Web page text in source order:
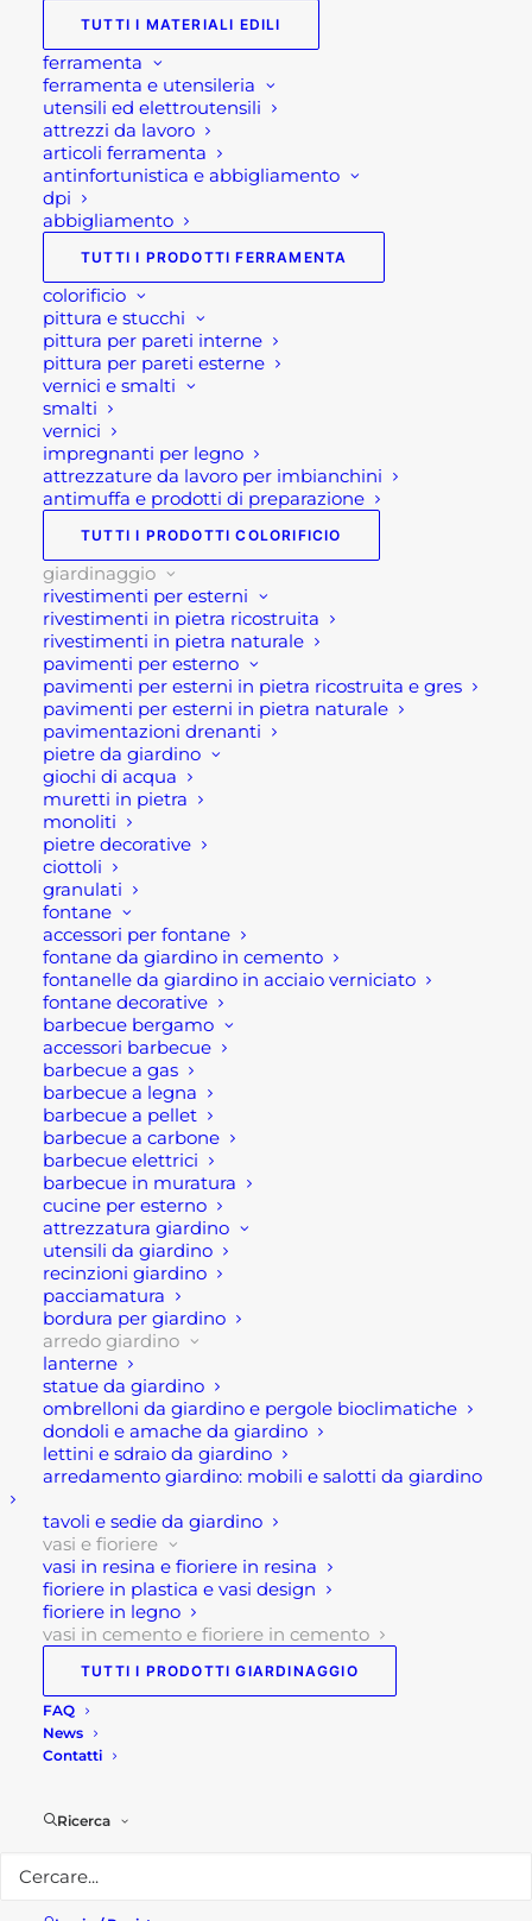
TUTTI I MATERIALI EDILI
ferramenta
ferramenta e utensileria
utensili ed elettroutensili
attrezzi da lavoro
articoli ferramenta
antinfortunistica e abbigliamento
dpi
abbigliamento
TUTTI I PRODOTTI FERRAMENTA
colorificio
pittura e stucchi
pittura per pareti interne
pittura per pareti esterne
vernici e smalti
smalti
vernici
impregnanti per legno
attrezzature da lavoro per imbianchini
antimuffa e prodotti di preparazione
TUTTI I PRODOTTI COLORIFICIO
giardinaggio
rivestimenti per esterni
rivestimenti in pietra ricostruita
rivestimenti in pietra naturale
pavimenti per esterno
pavimenti per esterni in pietra ricostruita e gres
pavimenti per esterni in pietra naturale
pavimentazioni drenanti
pietre da giardino
giochi di acqua
muretti in pietra
monoliti
pietre decorative
ciottoli
granulati
fontane
accessori per fontane
fontane da giardino in cemento
fontanelle da giardino in acciaio verniciato
fontane decorative
barbecue bergamo
accessori barbecue
barbecue a gas
barbecue a legna
barbecue a pellet
barbecue a carbone
barbecue elettrici
barbecue in muratura
cucine per esterno
attrezzatura giardino
utensili da giardino
recinzioni giardino
pacciamatura
bordura per giardino
arredo giardino
lanterne
statue da giardino
ombrelloni da giardino e pergole bioclimatiche
dondoli e amache da giardino
lettini e sdraio da giardino
arredamento giardino: mobili e salotti da giardino
tavoli e sedie da giardino
vasi e fioriere
vasi in resina e fioriere in resina
fioriere in plastica e vasi design
fioriere in legno
vasi in cemento e fioriere in cemento
TUTTI I PRODOTTI GIARDINAGGIO
FAQ
News
Contatti
Ricerca
Oppure scrivi una mail a
shop@rotacommerciale.it
Disponibile su ordinazione
VASO
ORNAMENTALE
BASODINO
quantità
SKU
GV02BASO
Categorie
ARREDO GIARDINO
GIARDINAGGIO
FIORIERE
Brand
KAM
Descrizione
Vaso ornamentale da esterno
Basodino
Vaso ornamentale da esterno modello Basodino,
in cemento. Si tratta dunque, di un vaso a forma di
calice, decorato con un fregio classico ed elegante.
Infatti, questo vaso decorativo, ben si presta ad
arredare antiche ville d’epoca, giardini classici,
conferendo allo spazio e all’ambiente una classica
ed intramontabile eleganza.
Pertanto, si tratta di un vaso in cemento a calice,
eterno, che non passa mai di moda, poichè si ispira
alle creazioni antiche attraverso il suo decoro e
fregio morbido e elaborato.
Inoltre, questo vaso modello Basodino è
abbastanza alto per il suo genere. Infatti, misura
72x72x70 cm ed ha un peso di ben 96 kg, essendo
fatto da cemento e granulato di marmo.
Disponibile nella finitura anticata e nella
colorazione del grigio.
Caratteristiche tecniche:
Dimensioni: 72 × 72 × 70 cm
Materiale: Cemento
Ambiente: Giardino, Terrazzo
Finitura: Anticato
Per maggiori informazioni
Visita il nostro